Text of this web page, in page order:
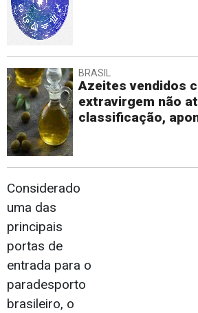
BRASIL
Azeites vendidos
extravirgem não
classificação,
Considerado
uma das
principais
portas de
entrada para o
paradesporto
brasileiro, o